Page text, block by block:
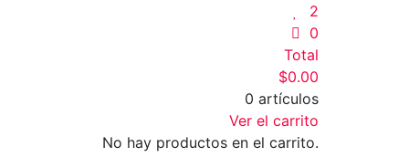
2
0
Total
$0.00
0 artículos
Ver el carrito
No hay productos en el carrito.